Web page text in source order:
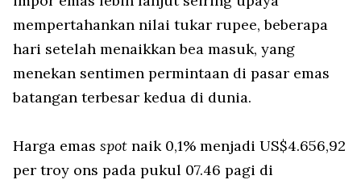
mempertahankan nilai tukar rupee, beberapa
hari setelah menaikkan bea masuk, yang
menekan sentimen permintaan di pasar emas
batangan terbesar kedua di dunia.
Harga emas spot naik 0,1% menjadi US$4.656,92
per troy ons pada pukul 07.46 pagi di